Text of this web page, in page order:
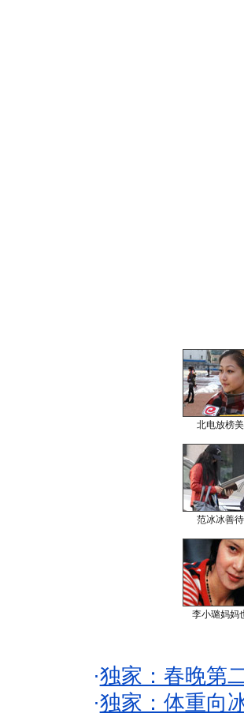
北电放榜
范冰冰善
李小璐妈妈
·独家：春晚第
·独家：体重向